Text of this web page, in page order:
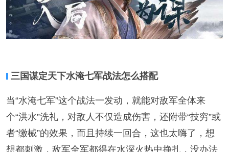
三国谋定天下水淹七军战法怎么搭配
当“水淹七军”这个战法一发动，就能对敌军全体来
个“洪水”洗礼，对敌人不仅造成伤害，还附带“技穷”或
者“缴械”的效果，而且持续一回合，这也太嗨了，想
想都刺激，敌军全军都得在水深火热中挣扎，没办法